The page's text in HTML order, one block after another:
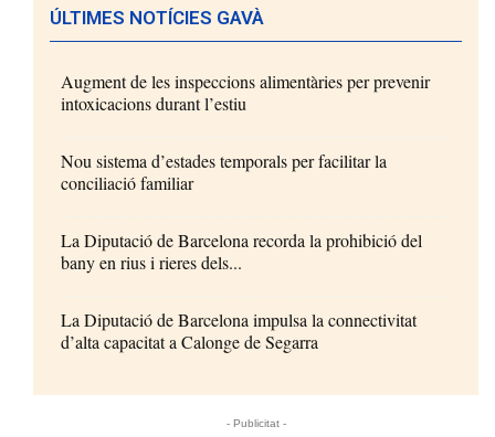
ÚLTIMES NOTÍCIES GAVÀ
Augment de les inspeccions alimentàries per prevenir
intoxicacions durant l’estiu
Nou sistema d’estades temporals per facilitar la
conciliació familiar
La Diputació de Barcelona recorda la prohibició del
bany en rius i rieres dels...
La Diputació de Barcelona impulsa la connectivitat
d’alta capacitat a Calonge de Segarra
- Publicitat -